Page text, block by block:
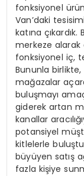
fonksiyonel
Van’daki
katına
merkeze alarak
fonksiyonel iç,
Bununla
mağazalar
buluşmayı
giderek artan
kanallar
potansiyel
kitlelerle
büyüyen satış
fazla kişiye